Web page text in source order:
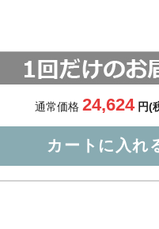
通常価格 24,624 円(
カートに入れ